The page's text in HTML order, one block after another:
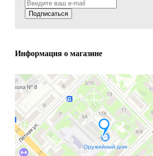
Подписаться
Информация о магазине